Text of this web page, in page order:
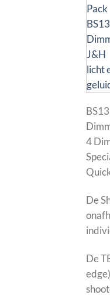
4
De
De